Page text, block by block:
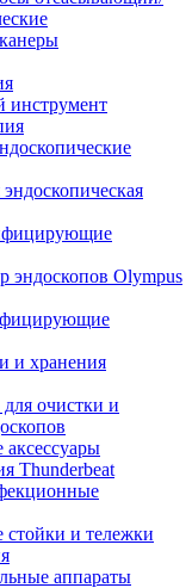
инструмент
эндоскопов Olympus
и хранения
очистки и
аксессуары
Thunderbeat
стойки и тележки
аппараты